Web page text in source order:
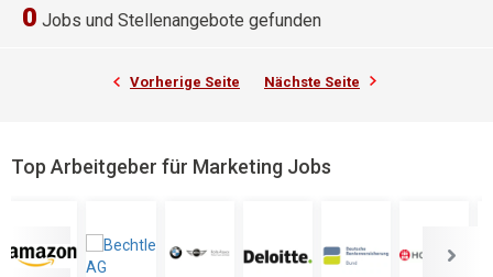
0 Jobs und Stellenangebote gefunden
Vorherige Seite Nächste Seite
Top Arbeitgeber für Marketing Jobs